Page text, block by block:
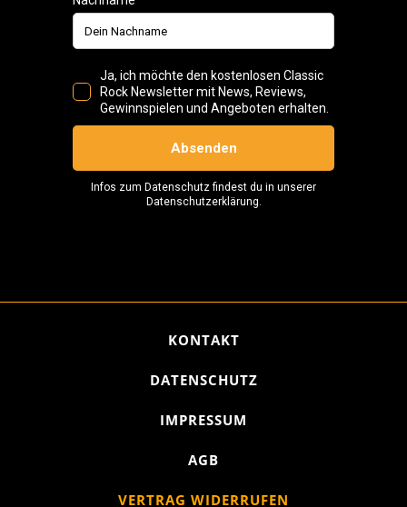
KONTAKT
DATENSCHUTZ
IMPRESSUM
AGB
VERTRAG WIDERRUFEN